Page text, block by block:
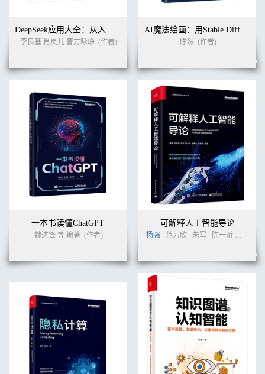
DeepSeek应用大全：从入门到精通的全方位案例解析
李艮基 肖灵儿 曹方咏峥 (作者)
AI魔法绘画：用Stable Diffusion挑战无限可能
陈然 (作者)
一本书读懂ChatGPT
魏进锋 等 编著 (作者)
可解释人工智能导论
杨强 范力欣 朱军 陈一昕 张拳石